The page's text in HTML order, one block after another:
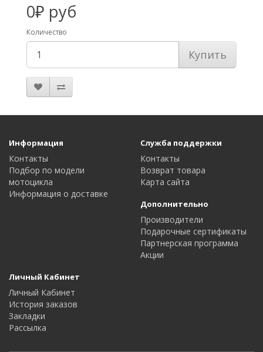
0₽ руб
Количество
Купить
Информация
Контакты
Подбор по модели
мотоцикла
Информация о доставке
Служба поддержки
Контакты
Возврат товара
Карта сайта
Дополнительно
Производители
Подарочные сертификаты
Партнерская программа
Акции
Личный Кабинет
Личный Кабинет
История заказов
Закладки
Рассылка